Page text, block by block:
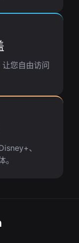
您自由访问
、